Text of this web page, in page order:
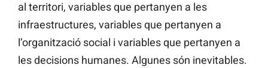
al territori, variables que pertanyen a les
infraestructures, variables que pertanyen a
l’organització social i variables que pertanyen a
les decisions humanes. Algunes són inevitables.